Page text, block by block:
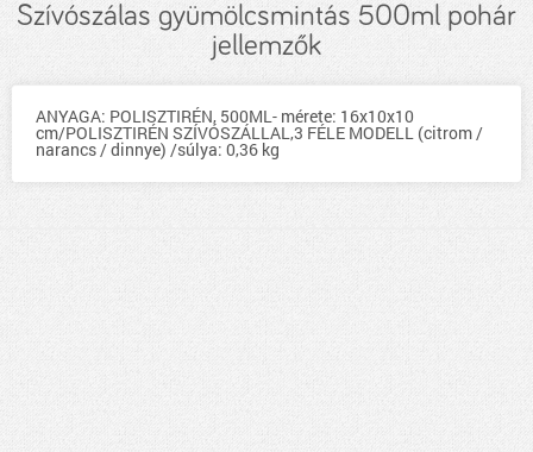
Szívószálas gyümölcsmintás 500ml pohár
jellemzők
ANYAGA: POLISZTIRÉN, 500ML- mérete: 16x10x10
cm/POLISZTIRÉN SZÍVÓSZÁLLAL,3 FÉLE MODELL (citrom /
narancs / dinnye) /súlya: 0,36 kg